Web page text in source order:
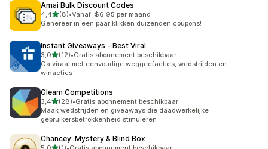
Amai Bulk Discount Codes
4,4van 5 sterren
(8)
8 recensies in totaal
•Vanaf $6.95 per maand
Genereer in een paar klikken duizenden coupons!
Instant Giveaways ‑ Best Viral
3,0van 5 sterren
(12)
12 recensies in totaal
•Gratis abonnement beschikbaar
Ga viraal met eenvoudige weggeefacties, wedstrijden en
winacties
Gleam Competitions
3,4van 5 sterren
(28)
28 recensies in totaal
•Gratis abonnement beschikbaar
Maak wedstrijden en giveaways die daadwerkelijke
gebruikersbetrokkenheid stimuleren
Chancey: Mystery & Blind Box
van 5 sterren